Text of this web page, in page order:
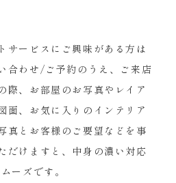
サービスにご興味がある方は
合わせ/ご予約のうえ、ご来店
際、お部屋のお写真やレイア
面、お気に入りのインテリア
真とお客様のご要望などを事
だけますと、中身の濃い対応
ーズです。